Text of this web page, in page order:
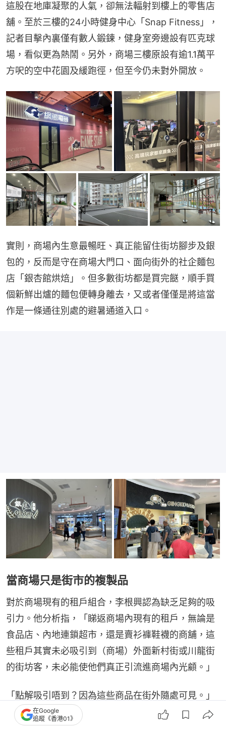
這股在地庫凝聚的人氣，卻無法輻射到樓上的零售店
舖。至於三樓的24小時健身中心「Snap Fitness」，
記者目擊內裏僅有數人鍛鍊，健身室旁邊設有匹克球
場，看似更為熱鬧。另外，商場三樓原設有逾1.1萬平
方呎的空中花園及緩跑徑，但至今仍未對外開放。
實則，商場內生意最暢旺、真正能留住街坊腳步及銀
包的，反而是守在商場大門口、面向街外的社企麵包
店「銀杏館烘焙」。但多數街坊都是買完餸，順手買
個新鮮出爐的麵包便轉身離去，又或者僅僅是將這當
作是一條通往別處的避暑通道入口。
當商場只是街市的複製品
對於商場現有的租戶組合，李根興認為缺乏足夠的吸
引力。他分析指，「睇返商場內現有的租戶，無論是
食品店、內地連鎖超市，還是賣衫褲鞋襪的商舖，這
些租戶其實未必吸引到（商場）外面新村街或川龍街
的街坊客，未必能使他們真正引流進商場內光顧。」
「點解吸引唔到？因為這些商品在街外隨處可見。」
李根興直言，外面的街市與地舖早已能滿足居民的日
在Google
追蹤《香港01》